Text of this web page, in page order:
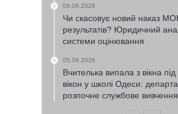
06.08.2026
Чи скасовує новий наказ
результатів? Юридичний
системи оцінювання
05.08.2026
Вчителька випала з вікна
вікон у школі Одеси:
розпочне службове